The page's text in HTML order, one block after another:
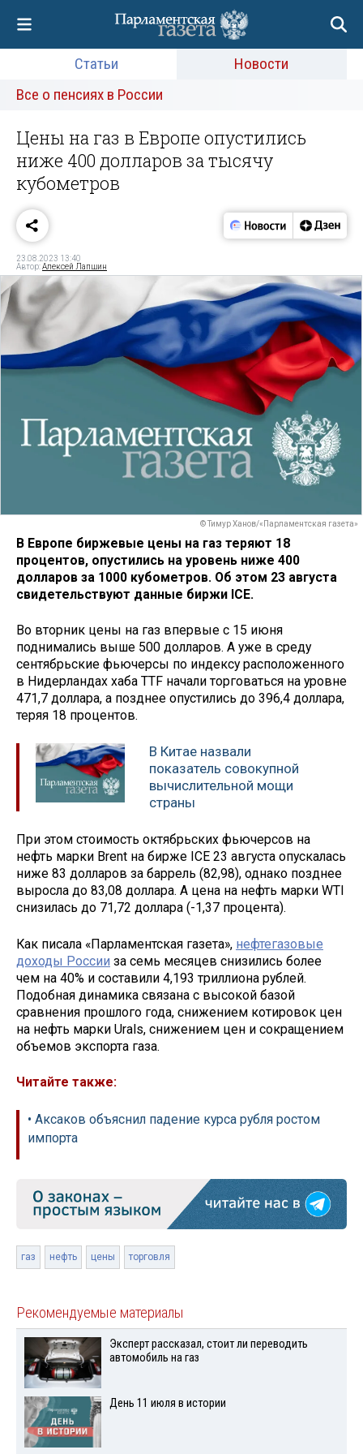
Статьи
Новости
Все о пенсиях в России
Цены на газ в Европе опустились
ниже 400 долларов за тысячу
кубометров
23.08.2023 13:40
Автор:Алексей Лапшин
© Тимур Ханов/«Парламентская газета»
В Европе биржевые цены на газ теряют 18
процентов, опустились на уровень ниже 400
долларов за 1000 кубометров. Об этом 23 августа
свидетельствуют данные биржи ICE.
Во вторник цены на газ впервые с 15 июня
поднимались выше 500 долларов. А уже в среду
сентябрьские фьючерсы по индексу расположенного
в Нидерландах хаба TTF начали торговаться на уровне
471,7 доллара, а позднее опустились до 396,4 доллара,
теряя 18 процентов.
В Китае назвали
показатель совокупной
вычислительной мощи
страны
При этом стоимость октябрьских фьючерсов на
нефть марки Brent на бирже ICE 23 августа опускалась
ниже 83 долларов за баррель (82,98), однако позднее
выросла до 83,08 доллара. А цена на нефть марки WTI
снизилась до 71,72 доллара (-1,37 процента).
Как писала «Парламентская газета», нефтегазовые
доходы России за семь месяцев снизились более
чем на 40% и составили 4,193 триллиона рублей.
Подобная динамика связана с высокой базой
сравнения прошлого года, снижением котировок цен
на нефть марки Urals, снижением цен и сокращением
объемов экспорта газа.
Читайте также:
• Аксаков объяснил падение курса рубля ростом
импорта
газ нефть цены торговля
Рекомендуемые материалы
Эксперт рассказал, стоит ли переводить
автомобиль на газ
День 11 июля в истории